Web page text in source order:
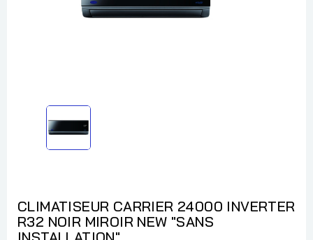
CLIMATISEUR CARRIER 24000 INVERTER
R32 NOIR MIROIR NEW "SANS